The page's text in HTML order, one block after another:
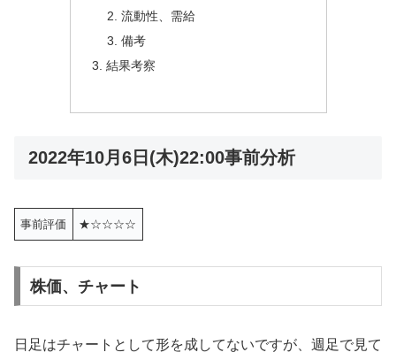
流動性、需給
備考
結果考察
2022年10月6日(木)22:00事前分析
事前評価 ★☆☆☆☆
株価、チャート
日足はチャートとして形を成してないですが、週足で見て